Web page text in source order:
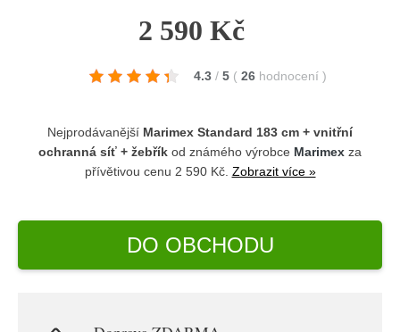
2 590 Kč
4.3 / 5 ( 26 hodnocení )
Nejprodávanější Marimex Standard 183 cm + vnitřní
ochranná síť + žebřík od známého výrobce Marimex za
přívětivou cenu 2 590 Kč. Zobrazit více »
DO OBCHODU